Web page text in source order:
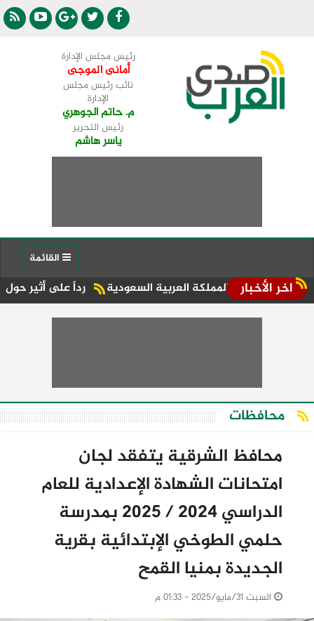
رئيس مجلس الإدارة
أمانى الموجى
نائب رئيس مجلس
الإدارة
م. حاتم الجوهري
رئيس التحرير
ياسر هاشم
اخر الأخبار رداً على أثير حول مشكلات في المملكة العربية السعودية
محافظات
محافظ الشرقية يتفقد لجان
امتحانات الشهادة الإعدادية للعام
الدراسي 2024 / 2025 بمدرسة
حلمي الطوخي الإبتدائية بقرية
الجديدة بمنيا القمح
السبت 31/مايو/2025 - 01:33 م